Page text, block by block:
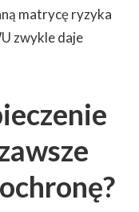
matrycę ryzyka
zwykle daje